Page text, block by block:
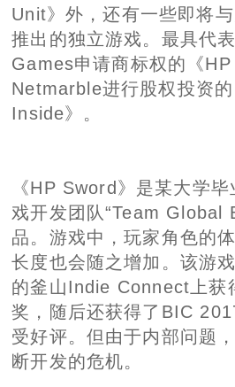
Unit》外，还有一些即将
推出的独立游戏。最具代
Games申请商标权的《
Netmarble进行股权投资
Inside》。
《HP Sword》是某大学
戏开发团队“Team Global
品。游戏中，玩家角色的
长度也会随之增加。该游
的釜山Indie Connect上获
奖，随后还获得了BIC
受好评。但由于内部问题
断开发的危机。